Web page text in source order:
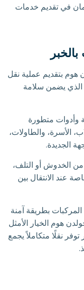
في تقديم خدمات
هوم بتقديم عملية نقل
يضمن سلامة
وأدوات متطورة
الأسرة، والطاولات،
الجديدة.
الخدوش أو التلف،
عند الانتقال بين
بطريقة آمنة
هوم الخيار الأمثل
نقلًا متكاملاً يجمع